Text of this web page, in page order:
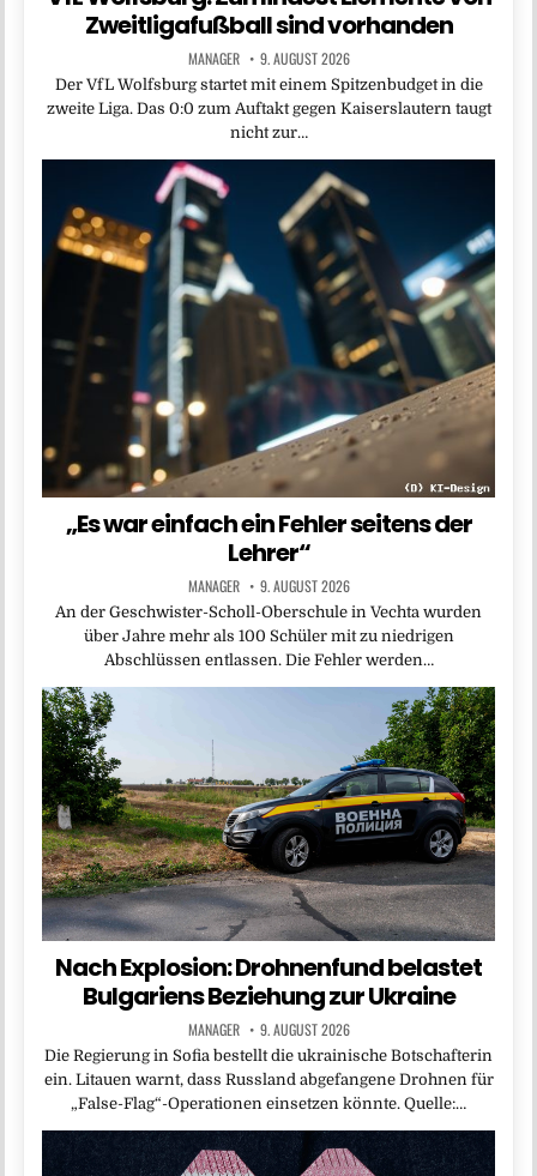
Zweitligafußball sind vorhanden
MANAGER 9. AUGUST 2026
Der VfL Wolfsburg startet mit einem Spitzenbudget in die
zweite Liga. Das 0:0 zum Auftakt gegen Kaiserslautern taugt
nicht zur…
„Es war einfach ein Fehler seitens der
Lehrer“
MANAGER 9. AUGUST 2026
An der Geschwister-Scholl-Oberschule in Vechta wurden
über Jahre mehr als 100 Schüler mit zu niedrigen
Abschlüssen entlassen. Die Fehler werden…
Nach Explosion: Drohnenfund belastet
Bulgariens Beziehung zur Ukraine
MANAGER 9. AUGUST 2026
Die Regierung in Sofia bestellt die ukrainische Botschafterin
ein. Litauen warnt, dass Russland abgefangene Drohnen für
„False-Flag“-Operationen einsetzen könnte. Quelle:…